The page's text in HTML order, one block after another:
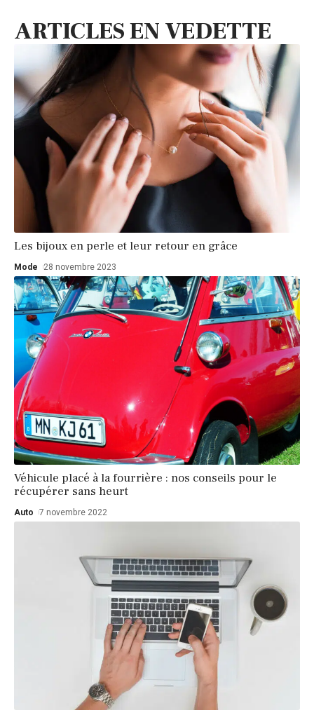
ARTICLES EN VEDETTE
Les bijoux en perle et leur retour en grâce
Mode 28 novembre 2023
Véhicule placé à la fourrière : nos conseils pour le
récupérer sans heurt
Auto 7 novembre 2022